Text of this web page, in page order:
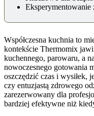
Eksperymentowanie
Współczesna kuchnia to
kontekście Thermomix
kuchennego, parowaru, a
nowoczesnego gotowania
oszczędzić czas i wysiłek,
czy entuzjastą zdrowego
zarezerwowany dla
bardziej efektywne niż